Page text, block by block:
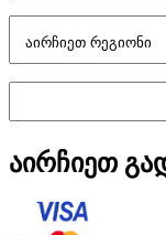
აირჩიეთ